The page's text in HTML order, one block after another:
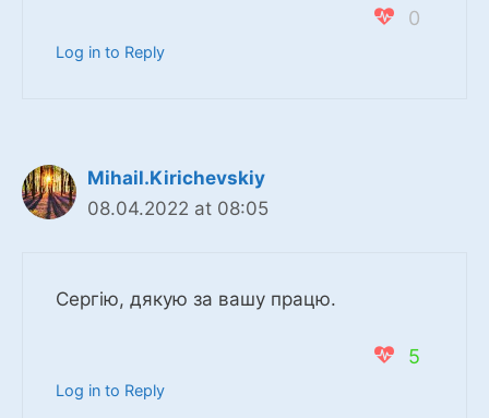
0
Log in to Reply
Mihail.Kirichevskiy
08.04.2022 at 08:05
Сергію, дякую за вашу працю.
5
Log in to Reply